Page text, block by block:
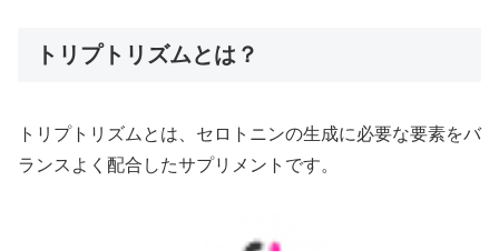
トリプトリズムとは？
トリプトリズムとは、セロトニンの生成に必要な要素をバ
ランスよく配合したサプリメントです。